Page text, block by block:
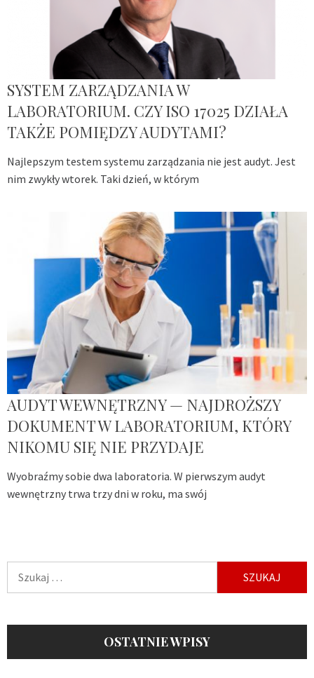
SYSTEM ZARZĄDZANIA W
LABORATORIUM. CZY ISO 17025 DZIAŁA
TAKŻE POMIĘDZY AUDYTAMI?
Najlepszym testem systemu zarządzania nie jest audyt. Jest
nim zwykły wtorek. Taki dzień, w którym
AUDYT WEWNĘTRZNY — NAJDROŻSZY
DOKUMENT W LABORATORIUM, KTÓRY
NIKOMU SIĘ NIE PRZYDAJE
Wyobraźmy sobie dwa laboratoria. W pierwszym audyt
wewnętrzny trwa trzy dni w roku, ma swój
OSTATNIE WPISY